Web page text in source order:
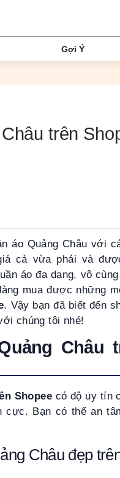
Gợi Ý
trên
áo Quảng Châu với
cả vừa phải và
áo đa dạng, vô
mua được những
. Vậy bạn đã biết đến
chúng tôi nhé!
Châu
Shopee có độ uy tín
cực. Bạn có thể an
Châu đẹp